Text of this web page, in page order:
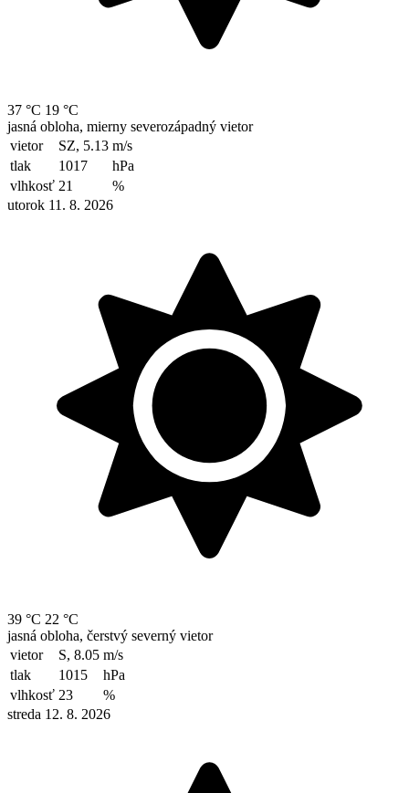
37 °C 19 °C
jasná obloha, mierny severozápadný vietor
vietor
SZ, 5.13 m/s
tlak
1017
hPa
vlhkosť 21
%
utorok 11. 8. 2026
39 °C 22 °C
jasná obloha, čerstvý severný vietor
vietor
S, 8.05 m/s
tlak
1015
hPa
vlhkosť 23
%
streda 12. 8. 2026